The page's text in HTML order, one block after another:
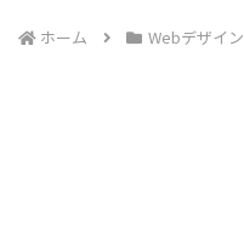
ホーム Webデザイン